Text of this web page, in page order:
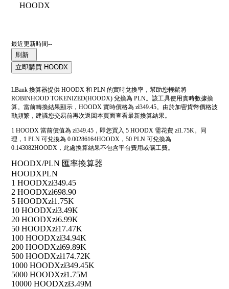
HOODX
最近更新時間--
刷新
立即購買 HOODX
LBank 換算器提供 HOODX 和 PLN 的實時兌換率，幫助您輕鬆將
ROBINHOOD TOKENIZED(HOODX) 兌換為 PLN。該工具使用實時數據換
算。當前轉換結果顯示，HOODX 實時價格為 zł349.45。由於加密貨幣價格波
動頻繁，建議您交易前再次返回本頁面查看最新換算結果。
1 HOODX 當前價值為 zł349.45，即您買入 5 HOODX 需花費 zł1.75K。同
理，1 PLN 可兌換為 0.00286164HOODX，50 PLN 可兌換為
0.143082HOODX，此處換算結果不包含平台費用或礦工費。
HOODX/PLN 匯率換算器
HOODXPLN
1 HOODXzł349.45
2 HOODXzł698.90
5 HOODXzł1.75K
10 HOODXzł3.49K
20 HOODXzł6.99K
50 HOODXzł17.47K
100 HOODXzł34.94K
200 HOODXzł69.89K
500 HOODXzł174.72K
1000 HOODXzł349.45K
5000 HOODXzł1.75M
10000 HOODXzł3.49M